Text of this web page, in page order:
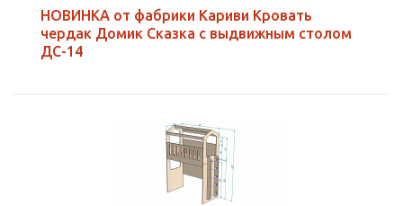
НОВИНКА от фабрики Кариви Кровать
чердак Домик Сказка с выдвижным столом
ДС-14